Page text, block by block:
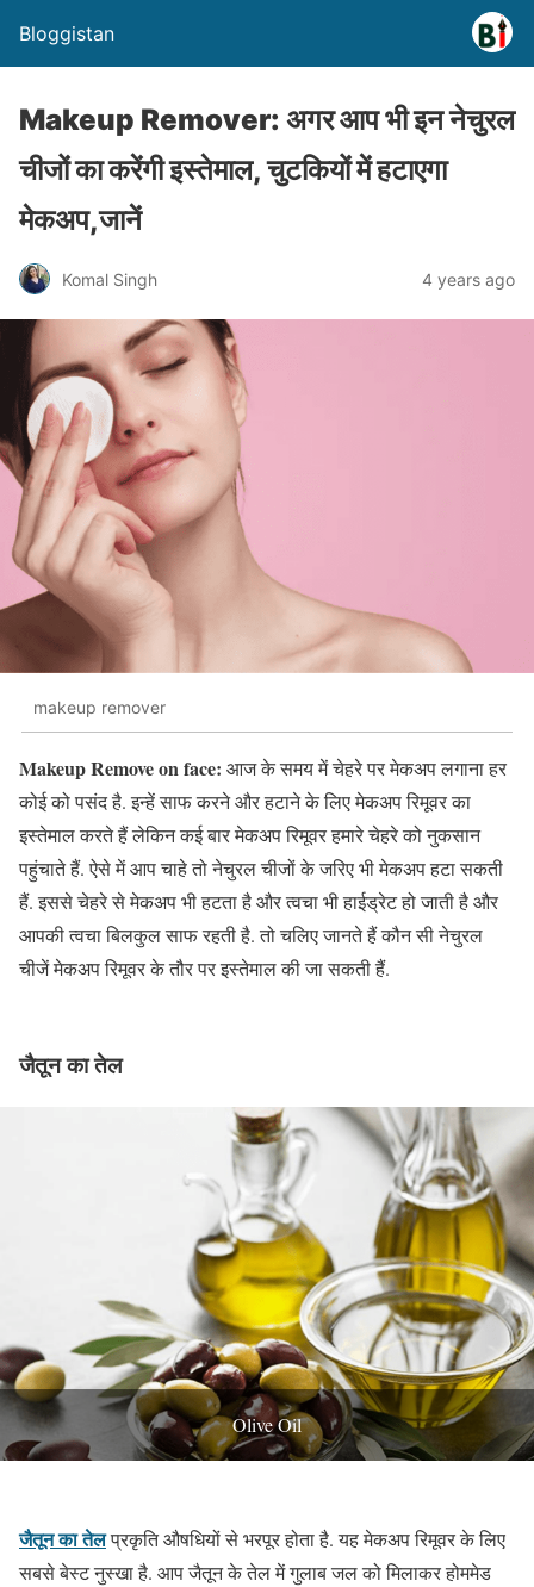
Bloggistan
Makeup Remover: अगर आप भी इन नेचुरल
चीजों का करेंगी इस्तेमाल, चुटकियों में हटाएगा
मेकअप,जानें
Komal Singh 4 years ago
makeup remover
Makeup Remove on face: आज के समय में चेहरे पर मेकअप लगाना हर
कोई को पसंद है. इन्हें साफ करने और हटाने के लिए मेकअप रिमूवर का
इस्तेमाल करते हैं लेकिन कई बार मेकअप रिमूवर हमारे चेहरे को नुकसान
पहुंचाते हैं. ऐसे में आप चाहे तो नेचुरल चीजों के जरिए भी मेकअप हटा सकती
हैं. इससे चेहरे से मेकअप भी हटता है और त्वचा भी हाईड्रेट हो जाती है और
आपकी त्वचा बिलकुल साफ रहती है. तो चलिए जानते हैं कौन सी नेचुरल
चीजें मेकअप रिमूवर के तौर पर इस्तेमाल की जा सकती हैं.
जैतून का तेल
Olive Oil
जैतून का तेलप्रकृति औषधियों से भरपूर होता है. यह मेकअप रिमूवर के लिए
सबसे बेस्ट नुस्खा है. आप जैतून के तेल में गुलाब जल को मिलाकर होममेड